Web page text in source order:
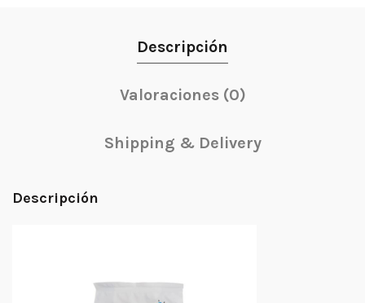
Descripción
Valoraciones (0)
Shipping & Delivery
Descripción